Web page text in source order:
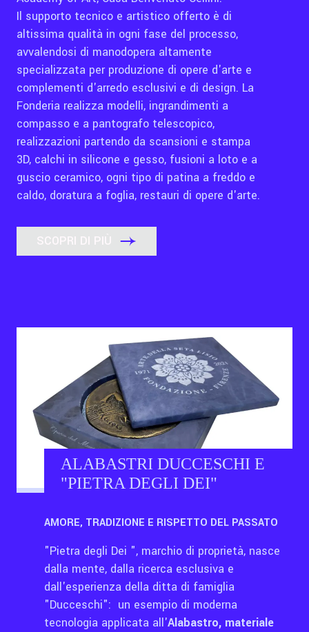
Il supporto tecnico e artistico offerto è di
altissima qualità in ogni fase del processo,
avvalendosi di manodopera altamente
specializzata per produzione di opere d'arte e
complementi d'arredo esclusivi e di design. La
Fonderia realizza modelli, ingrandimenti a
compasso e a pantografo telescopico,
realizzazioni partendo da scansioni e stampa
3D, calchi in silicone e gesso, fusioni a loto e a
guscio ceramico, ogni tipo di patina a freddo e
caldo, doratura a foglia, restauri di opere d'arte.
SCOPRI DI PIÙ
ALABASTRI DUCCESCHI E
"PIETRA DEGLI DEI"
AMORE, TRADIZIONE E RISPETTO DEL PASSATO
"Pietra degli Dei ", marchio di proprietà, nasce
dalla mente, dalla ricerca esclusiva e
dall'esperienza della ditta di famiglia
"Ducceschi": un esempio di moderna
tecnologia applicata all'Alabastro, materiale